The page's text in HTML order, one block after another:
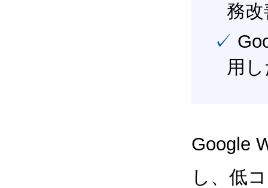
務
✓ Google Workspace（旧G Suite） を最大限に活
用
Google
し、低